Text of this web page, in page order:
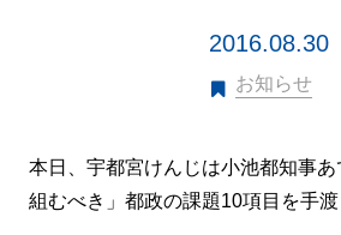
2016.08.30
お知らせ
本日、宇都宮けんじは小池都知事あ
組むべき」都政の課題10項目を手渡